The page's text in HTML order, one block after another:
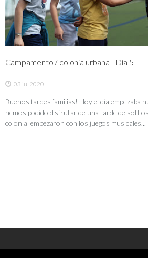
Campamento / colonia urbana - Día 5
03 jul 2020
Buenos tardes familias! Hoy el día empezaba
hemos podido disfrutar de una tarde de
colonia empezaron con los juegos musicales...